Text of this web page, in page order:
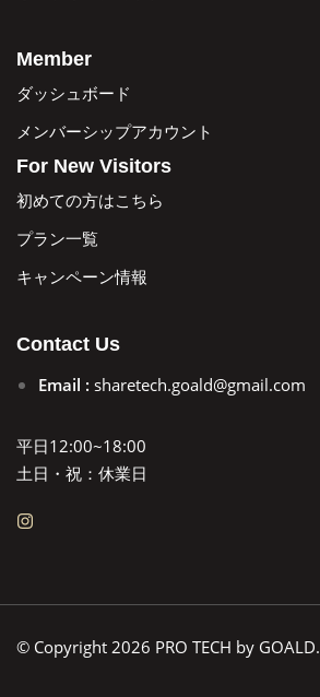
Member
ダッシュボード
メンバーシップアカウント
For New Visitors
初めての方はこちら
プラン一覧
キャンペーン情報
Contact Us
Email : sharetech.goald@gmail.com
平日12:00~18:00
土日・祝：休業日
© Copyright 2026 PRO TECH by GOALD.